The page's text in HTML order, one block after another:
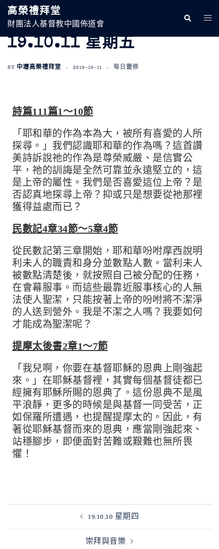
高榮禮拜堂
財團法人基督教中國佈道會
19.10.11 星期五
BY 中壢高榮禮拜堂 2019-10-11 每日靈修
詩篇111篇1～10節
「耶和華的作為本為大，被所有喜愛的人所
探尋。」我們認識耶和華的作為嗎？這首讚
美詩訴說祂的作為是尊榮威嚴、是信實公
平，祂的訓誨是全然可靠並永遠堅立的，這
是上帝的屬性。我們是否喜愛這位上帝？是
否認真地探尋上帝？抑或只是想要從祂那裡
獲得益處而已？
民數記4章34節～5章4節
從民數記第三章開始，耶和華吩咐摩西說明
利未人的職責和身分並數點人數。當利未人
被數點清楚後，就按照自己被分配的任務，
在會幕服事。而這些最靠近服事核心的人無
法使人聖潔，只能按著上帝的吩咐將不潔淨
的人送到營外。我是不潔之人嗎？我要如何
才能成為聖潔呢？
提摩太後書2章1～7節
「我兒啊，你要在基督耶穌的恩典上剛強起
來。」在耶穌基督裡，其實每個基督徒都已
經擁有耶穌所賜的恩典了。這份恩典不是風
平浪靜，更多的時候是與基督一同受苦，正
如保羅所遭遇，也提醒提摩太的。因此，有
著從耶穌基督而來的恩典，應當剛強起來、
站穩腳步，即便面對苦難或艱難也無所畏
懼！
19.10.10 星期四
崇拜與音樂